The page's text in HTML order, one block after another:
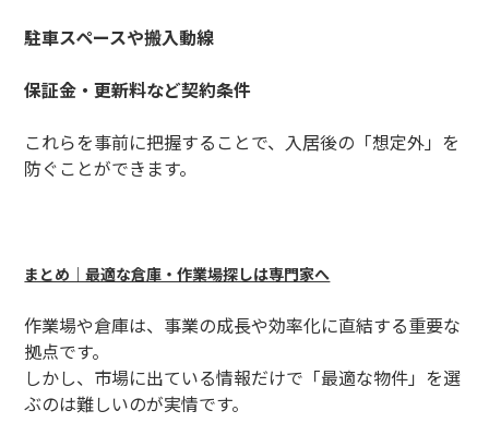
駐車スペースや搬入動線
保証金・更新料など契約条件
これらを事前に把握することで、入居後の「想定外」を
防ぐことができます。
まとめ｜最適な倉庫・作業場探しは専門家へ
作業場や倉庫は、事業の成長や効率化に直結する重要な
拠点です。
しかし、市場に出ている情報だけで「最適な物件」を選
ぶのは難しいのが実情です。